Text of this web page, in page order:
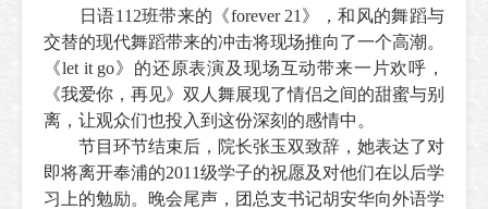
日语112班带来的《forever 21 》，和风的舞蹈与
交替的现代舞蹈带来的冲击将现场推向了一个高潮。
《let it go》的还原表演及现场互动带来一片欢呼，
《我爱你，再见》双人舞展现了情侣之间的甜蜜与别
离，让观众们也投入到这份深刻的感情中。
节目环节结束后，院长张玉双致辞，她表达了对
即将离开奉浦的2011级学子的祝愿及对他们在以后学
习上的勉励。晚会尾声，团总支书记胡安华向外语学